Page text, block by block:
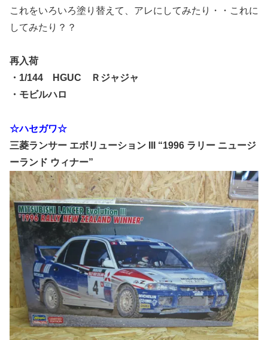
これをいろいろ塗り替えて、アレにしてみたり・・これに
してみたり？？
再入荷
・1/144 HGUC Ｒジャジャ
・モビルハロ
☆ハセガワ☆
三菱ランサー エボリューション III “1996 ラリー ニュージ
ーランド ウィナー”